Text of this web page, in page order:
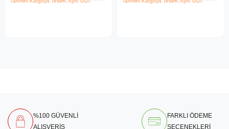
%100 GÜVENLİ
ALIŞVERİŞ
FARKLI ÖDEME
SEÇENEKLERİ